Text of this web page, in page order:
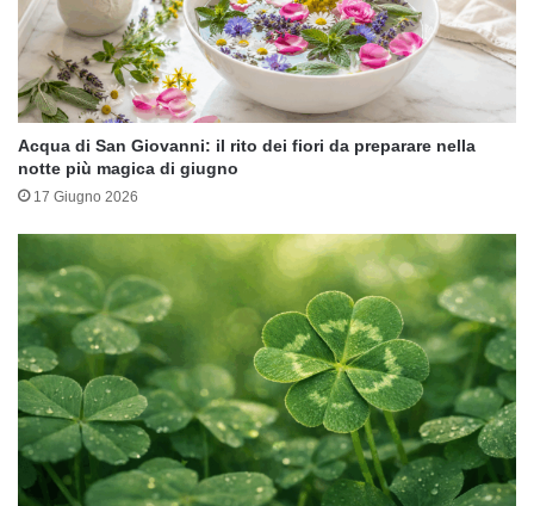
Acqua di San Giovanni: il rito dei fiori da preparare nella
notte più magica di giugno
17 Giugno 2026